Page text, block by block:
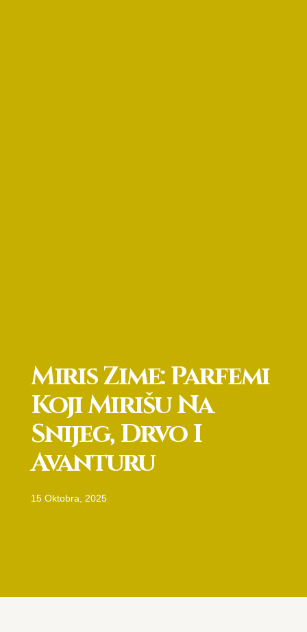
Miris Zime: Parfemi
Koji Mirišu Na
Snijeg, Drvo I
Avanturu
15 Oktobra, 2025